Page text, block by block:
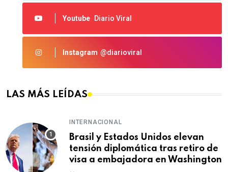
Youtube Diario Viral
Instagram @diarioviral
LAS MÁS LEÍDAS
INTERNACIONAL
Brasil y Estados Unidos elevan
tensión diplomática tras retiro de
visa a embajadora en Washington